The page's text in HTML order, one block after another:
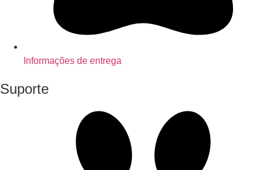
Informações de entrega
Suporte